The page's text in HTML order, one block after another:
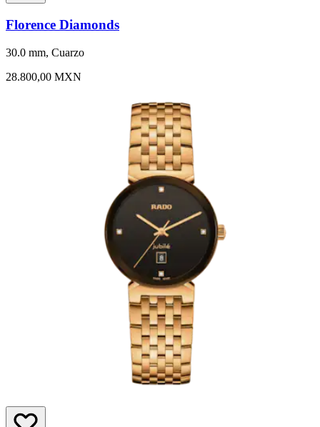
Florence Diamonds
30.0 mm, Cuarzo
28.800,00 MXN